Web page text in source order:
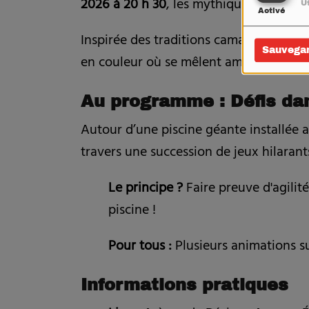
Activé
2026 à 20 h 30, les mythiques Arènes
Inspirée des traditions camarguaises
en couleur où se mêlent ambiance
Au programme : Défis
Autour d’une piscine géante
travers une succession de jeux
Le principe ?Faire preuve
piscine !
Pour tous :Plusieurs animations
Informations pratiques